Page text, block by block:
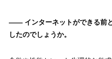
—— インターネットができる前
したのでしょうか。